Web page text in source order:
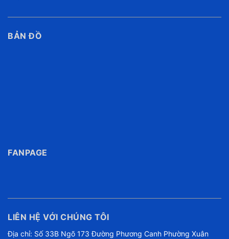
BẢN ĐỒ
FANPAGE
LIÊN HỆ VỚI CHÚNG TÔI
Địa chỉ: Số 33B Ngõ 173 Đường Phương Canh Phường Xuân